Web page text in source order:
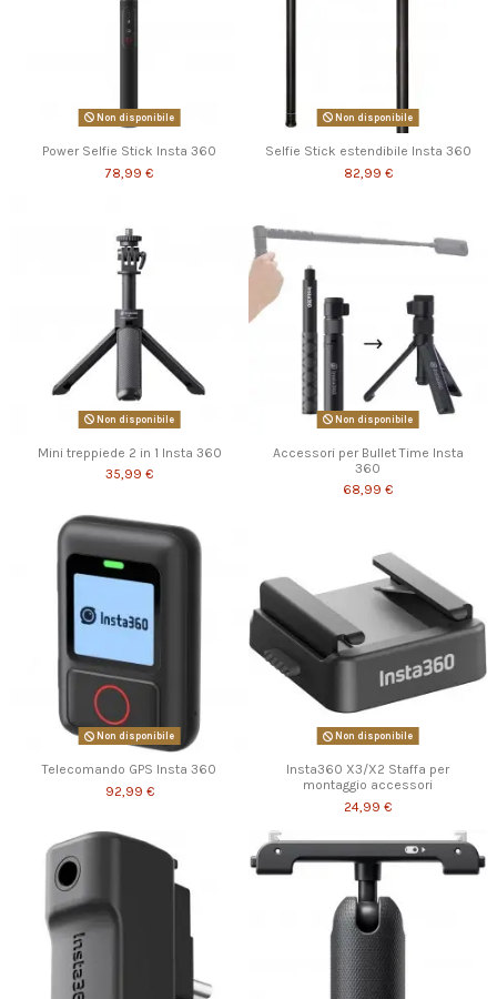
Non disponibile
Power Selfie Stick Insta 360
78,99 €
Non disponibile
Selfie Stick estendibile Insta 360
82,99 €
Non disponibile
Mini treppiede 2 in 1 Insta 360
35,99 €
Non disponibile
Accessori per Bullet Time Insta
360
68,99 €
Non disponibile
Telecomando GPS Insta 360
92,99 €
Non disponibile
Insta360 X3/X2 Staffa per
montaggio accessori
24,99 €